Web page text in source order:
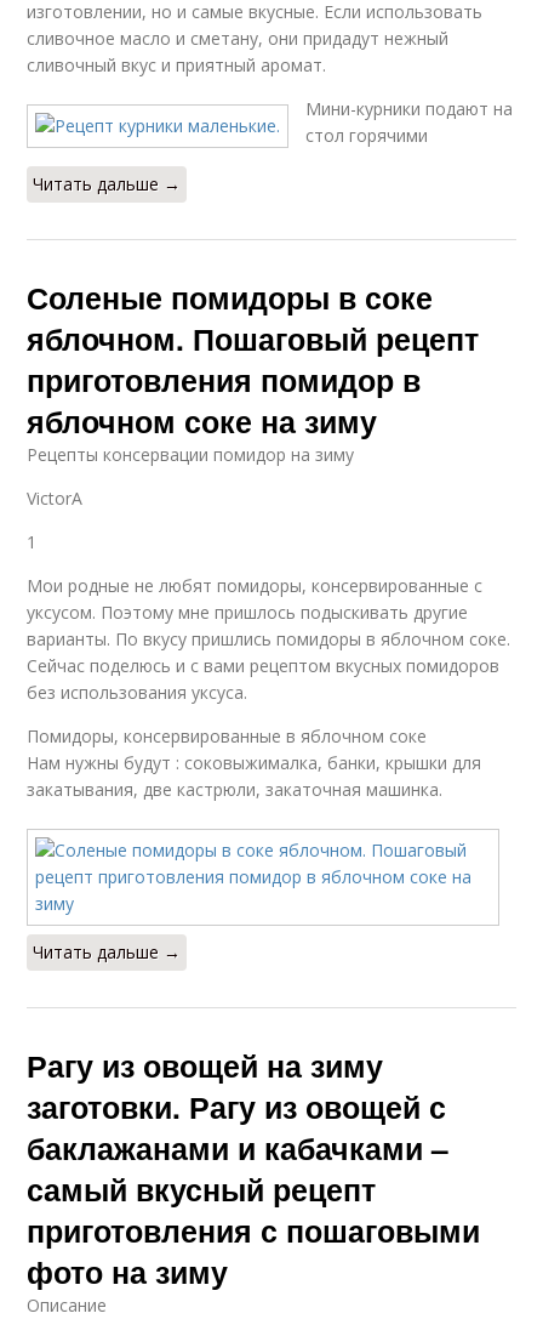
изготовлении, но и самые вкусные. Если использовать
сливочное масло и сметану, они придадут нежный
сливочный вкус и приятный аромат.
Мини-курники подают на
стол горячими
Читать дальше →
Соленые помидоры в соке
яблочном. Пошаговый рецепт
приготовления помидор в
яблочном соке на зиму
Pецепты консервации помидор на зиму
VictorA
1
Мои родные не любят помидоры, консервированные с
уксусом. Поэтому мне пришлось подыскивать другие
варианты. По вкусу пришлись помидоры в яблочном соке.
Сейчас поделюсь и с вами рецептом вкусных помидоров
без использования уксуса.
Помидоры, консервированные в яблочном соке
Нам нужны будут : соковыжималка, банки, крышки для
закатывания, две кастрюли, закаточная машинка.
Читать дальше →
Рагу из овощей на зиму
заготовки. Рагу из овощей с
баклажанами и кабачками –
самый вкусный рецепт
приготовления с пошаговыми
фото на зиму
Описание